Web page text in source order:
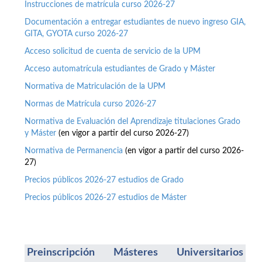
Instrucciones de matrícula curso 2026-27
Documentación a entregar estudiantes de nuevo ingreso GIA,
GITA, GYOTA curso 2026-27
Acceso solicitud de cuenta de servicio de la UPM
Acceso automatrícula estudiantes de Grado y Máster
Normativa de Matriculación de la UPM
Normas de Matrícula curso 2026-27
Normativa de Evaluación del Aprendizaje titulaciones Grado
y Máster (en vigor a partir del curso 2026-27)
Normativa de Permanencia (en vigor a partir del curso 2026-
27)
Precios públicos 2026-27 estudios de Grado
Precios públicos 2026-27 estudios de Máster
Preinscripción Másteres Universitarios